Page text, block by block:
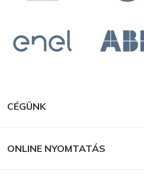
CÉGÜNK
ONLINE NYOMTATÁS